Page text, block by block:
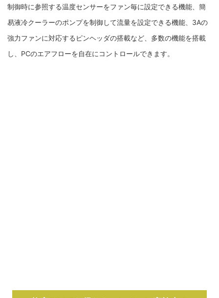
制御時に参照する温度センサーをファン毎に設定できる機能、簡
易液冷クーラーのポンプを制御して流量を設定できる機能、3Aの
強力ファンに対応するピンヘッダの搭載など、多数の機能を搭載
し、PCのエアフローを自在にコントロールできます。